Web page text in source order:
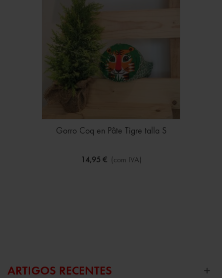
Gorro Coq en Pâte Tigre talla S
14,95 € (com IVA)
ARTIGOS RECENTES